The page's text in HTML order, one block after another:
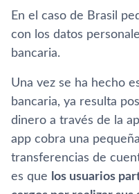
En el caso de Brasil
con los datos
bancaria.
Una vez se ha hecho
bancaria, ya resulta
dinero a través de la
app cobra una
transferencias de
es que los usuarios